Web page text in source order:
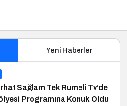
Yeni Haberler
Sağlam Tek Rumeli Tv’de
Programına Konuk Oldu